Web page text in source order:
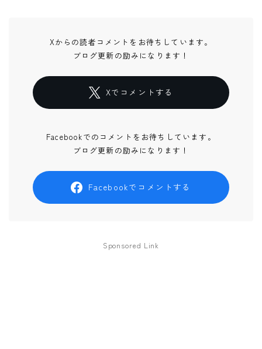
Xからの読者コメントをお待ちしています。
ブログ更新の励みになります！
Xでコメントする
Facebookでのコメントをお待ちしています。
ブログ更新の励みになります！
Facebookでコメントする
Sponsored Link